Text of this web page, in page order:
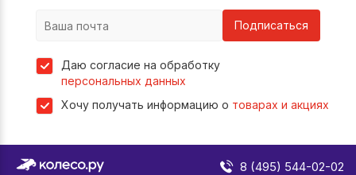
Подписаться
Даю согласие на обработку
персональных данных
Хочу получать информацию о товарах и акциях
8 (495) 544-02-02